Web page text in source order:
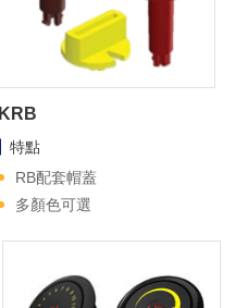
KRB
特點
RB配套帽蓋
多顏色可選